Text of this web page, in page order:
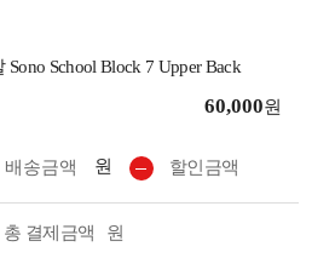
Sono School Block 7 Upper Back
60,000원
배송금액 원 할인금액
총 결제금액 원